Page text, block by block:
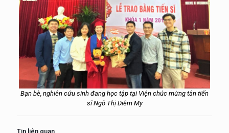
Bạn bè, nghiên cứu sinh đang học tập tại Viện chúc mừng tân tiến
sĩ Ngô Thị Diễm My
Tin liên quan